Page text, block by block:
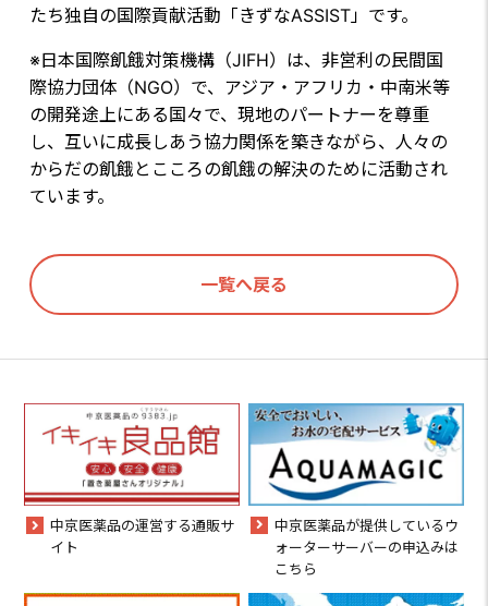
たち独自の国際貢献活動「きずなASSIST」です。
※日本国際飢餓対策機構（JIFH）は、非営利の民間国
際協力団体（NGO）で、アジア・アフリカ・中南米等
の開発途上にある国々で、現地のパートナーを尊重
し、互いに成長しあう協力関係を築きながら、人々の
からだの飢餓とこころの飢餓の解決のために活動され
ています。
一覧へ戻る
中京医薬品の運営する通販サ
イト
中京医薬品が提供しているウ
ォーターサーバーの申込みは
こちら